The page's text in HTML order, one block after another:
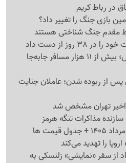
بازی جنگ را تغییر داد؟
خط مقدم جنگ شناختی هستند
روز از دست داد
رشد 15 درصدی سفر به کیش؛ بیش از 11 هزار مسافر جابه‌جا
از ربوده شدن؛ عاملان جنایت
اخیر تهران مشخص شد
مذاکرات تنگه هرمز
را تهدید می‌کند
از سفر «نمایشی» زلنسکی به